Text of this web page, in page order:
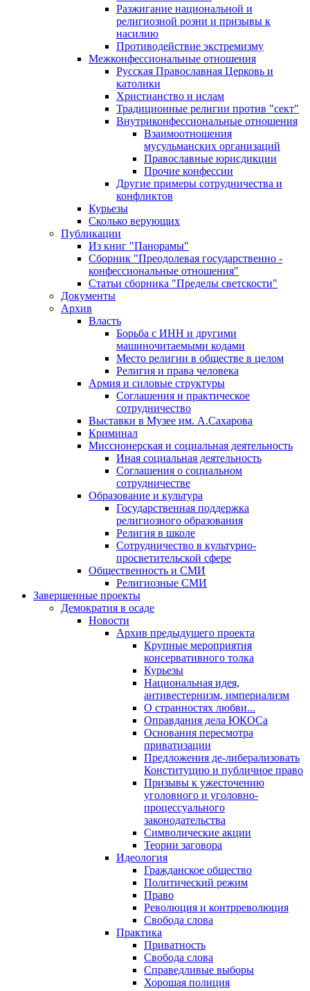
Разжигание национальной и
религиозной розни и призывы к
насилию
Противодействие экстремизму
Межконфессиональные отношения
Русская Православная Церковь и
католики
Христианство и ислам
Традиционные религии против "сект"
Внутриконфессиональные отношения
Взаимоотношения
мусульманских организаций
Православные юрисдикции
Прочие конфессии
Другие примеры сотрудничества и
конфликтов
Курьезы
Сколько верующих
Публикации
Из книг "Панорамы"
Сборник "Преодолевая государственно -
конфессиональные отношения"
Статьи сборника "Пределы светскости"
Документы
Архив
Власть
Борьба с ИНН и другими
машиночитаемыми кодами
Место религии в обществе в целом
Религия и права человека
Армия и силовые структуры
Соглашения и практическое
сотрудничество
Выставки в Музее им. А.Сахарова
Криминал
Миссионерская и социальная деятельность
Иная социальная деятельность
Соглашения о социальном
сотрудничестве
Образование и культура
Государственная поддержка
религиозного образования
Религия в школе
Сотрудничество в культурно-
просветительской сфере
Общественность и СМИ
Религиозные СМИ
Завершенные проекты
Демократия в осаде
Новости
Архив предыдущего проекта
Крупные мероприятия
консервативного толка
Курьезы
Национальная идея,
антивестернизм, империализм
О странностях любви...
Оправдания дела ЮКОСа
Основания пересмотра
приватизации
Предложения де-либерализовать
Конституцию и публичное право
Призывы к ужесточению
уголовного и уголовно-
процессуального
законодательства
Символические акции
Теории заговора
Идеология
Гражданское общество
Политический режим
Право
Революция и контрреволюция
Свобода слова
Практика
Приватность
Свобода слова
Справедливые выборы
Хорошая полиция